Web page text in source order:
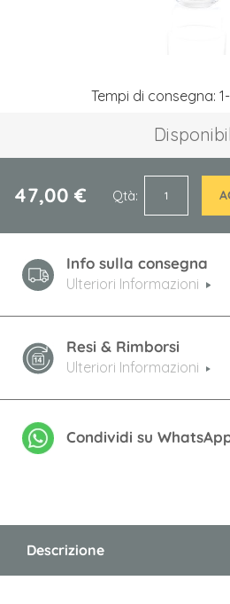
Tempi di consegna:
47,00 € Qtà
Info sulla consegna
Ulteriori Informazioni
Resi & Rimborsi
Ulteriori Informazioni
Condividi su
Descrizione